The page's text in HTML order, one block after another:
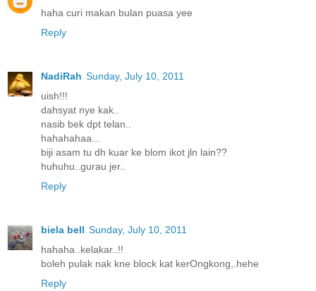
haha curi makan bulan puasa yee
Reply
NadiRah Sunday, July 10, 2011
uish!!!
dahsyat nye kak..
nasib bek dpt telan..
hahahahaa...
biji asam tu dh kuar ke blom ikot jln lain??
huhuhu..gurau jer..
Reply
biela bell Sunday, July 10, 2011
hahaha..kelakar..!!
boleh pulak nak kne block kat kerOngkong,.hehe
Reply